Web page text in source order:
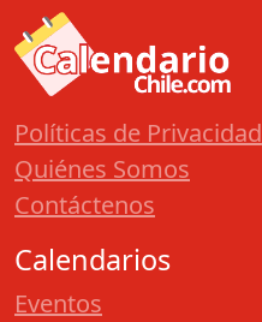
Políticas de Privacidad
Quiénes Somos
Contáctenos
Calendarios
Eventos